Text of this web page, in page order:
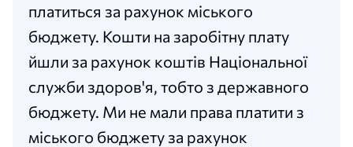
платиться за рахунок міського
бюджету. Кошти на заробітну плату
йшли за рахунок коштів Національної
служби здоров'я, тобто з державного
бюджету. Ми не мали права платити з
міського бюджету за рахунок